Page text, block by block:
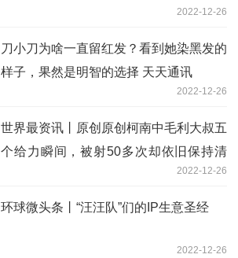
2022-12-26
刀小刀为啥一直留红发？看到她染黑发的
样子，果然是明智的选择 天天通讯
2022-12-26
世界最资讯丨原创原创柯南​中毛利大叔五
个给力瞬间，被射50多次却依旧保持清
2022-12-26
环球微头条丨“汪汪队”们的IP生意圣经
2022-12-26